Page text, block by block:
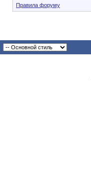
Правила форуму